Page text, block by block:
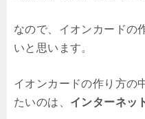
なので、イオンカードの
いと思います。
イオンカードの作り方の
たいのは、 インターネッ